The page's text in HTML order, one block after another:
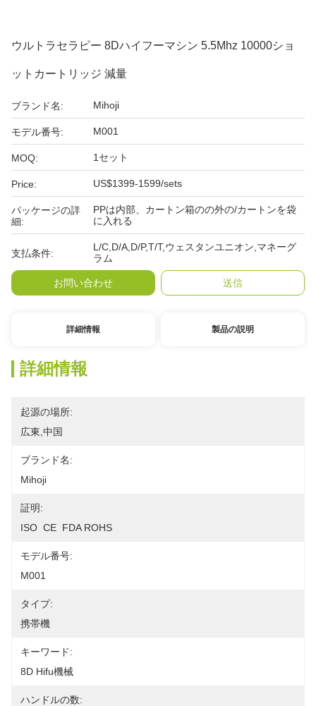
ウルトラセラピー 8Dハイフーマシン 5.5Mhz 10000ショ
ットカートリッジ 減量
ブランド名: Mihoji
モデル番号: M001
MOQ: 1セット
Price: US$1399-1599/sets
パッケージの詳
細:
PPは内部、カートン箱のの外の/カートンを袋
に入れる
支払条件:
L/C,D/A,D/P,T/T,ウェスタンユニオン,マネーグ
ラム
お問い合わせ 送信
詳細情報 製品の説明
詳細情報
起源の場所:
広東,中国
ブランド名:
Mihoji
証明:
ISO  CE  FDA ROHS
モデル番号:
M001
タイプ:
携帯機
キーワード:
8D Hifu機械
ハンドルの数: